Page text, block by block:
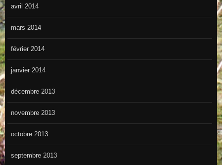
avril 2014
mars 2014
février 2014
janvier 2014
décembre 2013
novembre 2013
octobre 2013
septembre 2013